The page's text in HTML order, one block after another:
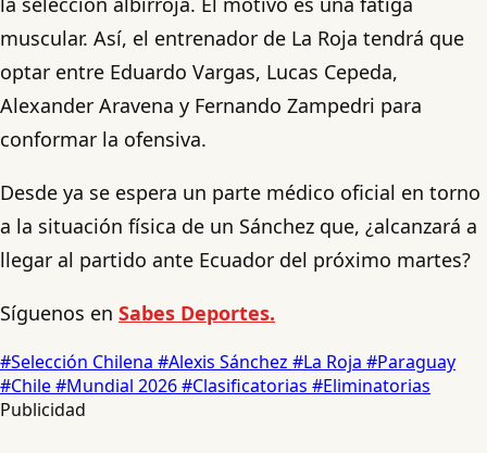
muscular. Así, el entrenador de La Roja tendrá que
optar entre Eduardo Vargas, Lucas Cepeda,
Alexander Aravena y Fernando Zampedri para
conformar la ofensiva.
Desde ya se espera un parte médico oficial en torno
a la situación física de un Sánchez que, ¿alcanzará a
llegar al partido ante Ecuador del próximo martes?
Síguenos en Sabes Deportes.
#Selección Chilena #Alexis Sánchez #La Roja #Paraguay
#Chile#Mundial 2026#Clasificatorias #Eliminatorias
Publicidad